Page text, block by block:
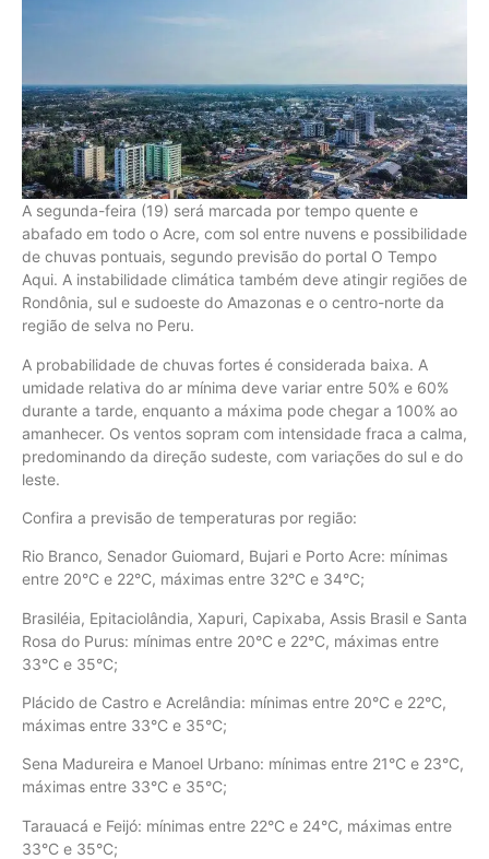
A segunda-feira (19) será marcada por tempo quente e
abafado em todo o Acre, com sol entre nuvens e possibilidade
de chuvas pontuais, segundo previsão do portal O Tempo
Aqui. A instabilidade climática também deve atingir regiões de
Rondônia, sul e sudoeste do Amazonas e o centro-norte da
região de selva no Peru.
A probabilidade de chuvas fortes é considerada baixa. A
umidade relativa do ar mínima deve variar entre 50% e 60%
durante a tarde, enquanto a máxima pode chegar a 100% ao
amanhecer. Os ventos sopram com intensidade fraca a calma,
predominando da direção sudeste, com variações do sul e do
leste.
Confira a previsão de temperaturas por região:
Rio Branco, Senador Guiomard, Bujari e Porto Acre: mínimas
entre 20°C e 22°C, máximas entre 32°C e 34°C;
Brasiléia, Epitaciolândia, Xapuri, Capixaba, Assis Brasil e Santa
Rosa do Purus: mínimas entre 20°C e 22°C, máximas entre
33°C e 35°C;
Plácido de Castro e Acrelândia: mínimas entre 20°C e 22°C,
máximas entre 33°C e 35°C;
Sena Madureira e Manoel Urbano: mínimas entre 21°C e 23°C,
máximas entre 33°C e 35°C;
Tarauacá e Feijó: mínimas entre 22°C e 24°C, máximas entre
33°C e 35°C;